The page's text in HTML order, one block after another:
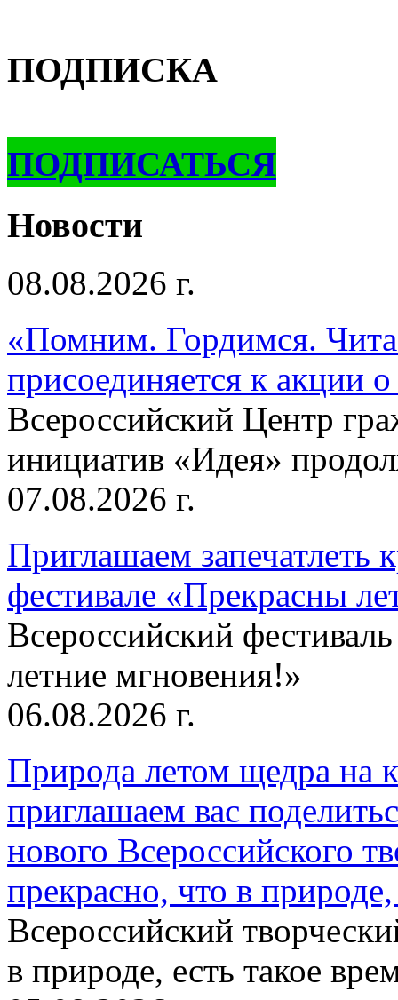
ПОДПИСКА
ПОДПИСАТЬСЯ
Новости
08.08.2026 г.
«Помним. Гордимся.
присоединяется к акции
Всероссийский Центр
инициатив «Идея»
07.08.2026 г.
Приглашаем запечатлеть
фестивале «Прекрасны
Всероссийский
летние мгновения!»
06.08.2026 г.
Природа летом щедра на
приглашаем вас
нового Всероссийского
прекрасно, что в
Всероссийский
в природе, есть такое